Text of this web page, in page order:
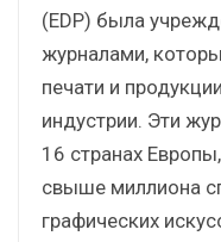
(EDP) была
журналами,
печати и
индустрии. Эти
16 странах
свыше миллиона
графических